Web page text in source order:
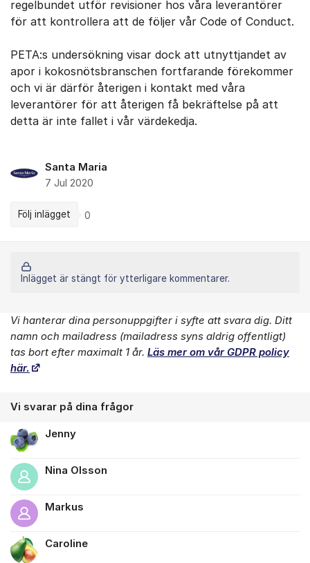
regelbundet utför revisioner hos våra leverantörer
för att kontrollera att de följer vår Code of Conduct.
PETA:s undersökning visar dock att utnyttjandet av
apor i kokosnötsbranschen fortfarande förekommer
och vi är därför återigen i kontakt med våra
leverantörer för att återigen få bekräftelse på att
detta är inte fallet i vår värdekedja.
Santa Maria
7 Jul 2020
Följ inlägget 0
Inlägget är stängt för ytterligare kommentarer.
Om forumet
Vi hanterar dina personuppgifter i syfte att svara dig. Ditt
namn och mailadress (mailadress syns aldrig offentligt)
tas bort efter maximalt 1 år. Läs mer om vår GDPR policy
här.
Vi svarar på dina frågor
Jenny
Nina Olsson
Markus
Caroline